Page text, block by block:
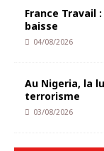
France Travail
baisse
04/08/2026
Au Nigeria, la
terrorisme
03/08/2026